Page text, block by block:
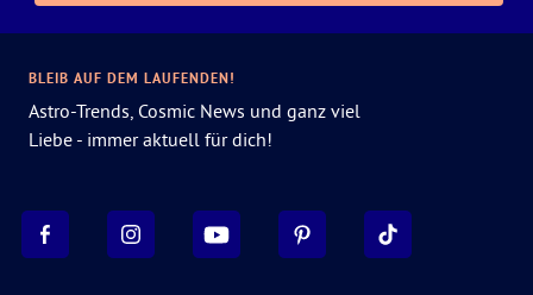
BLEIB AUF DEM LAUFENDEN!
Astro-Trends, Cosmic News und ganz viel
Liebe - immer aktuell für dich!